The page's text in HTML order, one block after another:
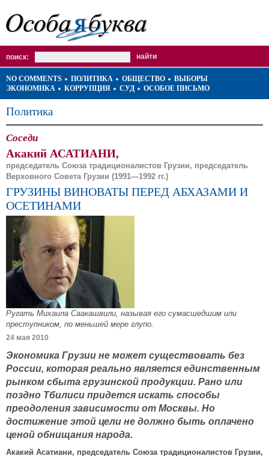
поиск:
NO COMMENTS ПОЛИТИКА ОБЩЕСТВО
ВЫБОРЫ
ЭКОНОМИКА
КОРРУПЦИЯ СУД ОСОБОЕ ПИСЬМО
Политика
Соседи
Акакий АСАТИАНИ,
председатель Союза традиционалистов Грузии, председатель
Верховного Совета Грузии (1991—1992 гг.)
ГРУЗИНЫ ВИНОВАТЫ ПЕРЕД АБХАЗАМИ И
ОСЕТИНАМИ
Ругать Михаила Саакашвили, называя его сумасшедшим или
преступником, по меньшей мере глупо.
24 мая 2010
Экономика Грузии не может существовать без
России, которая реально является единственным
рынком сбыта грузинской продукции. Рано или
поздно Тбилиси придется искать способы
преодоления зависимости от Москвы. Но
достижение этой цели не должно быть оплачено
ценой обнищания народа.
Акакий Асатиани, председатель Союза традиционалистов Грузии,